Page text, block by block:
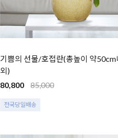
기쁨의 선물/호접란(총높이 약50cm
외)
80,800
85,000
전국당일배송